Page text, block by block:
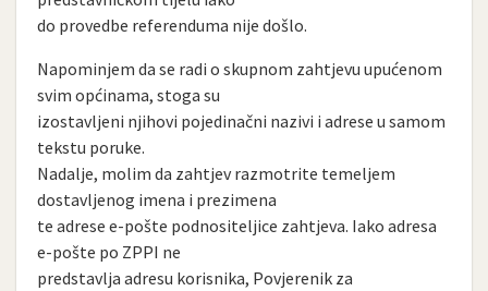
do provedbe referenduma nije došlo.
Napominjem da se radi o skupnom zahtjevu upućenom
svim općinama, stoga su
izostavljeni njihovi pojedinačni nazivi i adrese u samom
tekstu poruke.
Nadalje, molim da zahtjev razmotrite temeljem
dostavljenog imena i prezimena
te adrese e-pošte podnositeljice zahtjeva. Iako adresa
e-pošte po ZPPI ne
predstavlja adresu korisnika, Povjerenik za